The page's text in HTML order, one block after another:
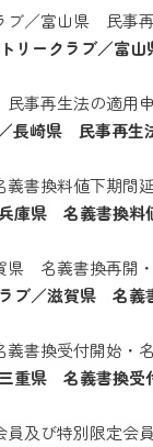
リークラブ／富
長崎県 民事再生
庫県 名義書換料
ブ／滋賀県 名
重県 名義書換受